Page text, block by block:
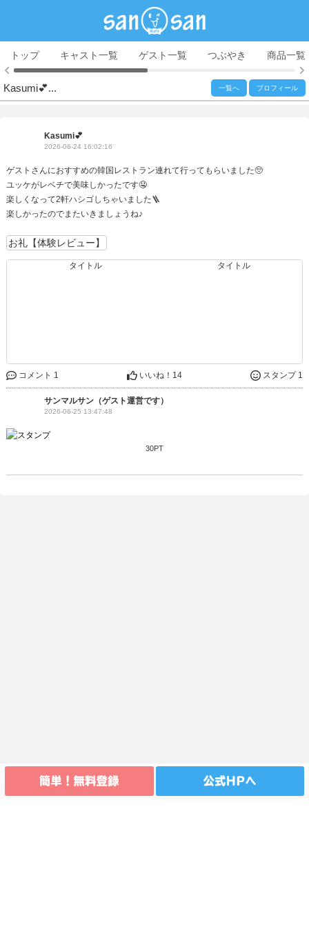
トップ キャスト一覧 ゲスト一覧 つぶやき 商品一覧
Kasumi💕... 一覧へ プロフィール
Kasumi💕
2026-06-24 16:02:16
ゲストさんにおすすめの韓国レストラン連れて行ってもらいました🥺
ユッケがレベチで美味しかったです🤤
楽しくなって2軒ハシゴしちゃいました🪜
楽しかったのでまたいきましょうね♪
お礼【体験レビュー】
コメント 1 いいね！ 14 スタンプ 1
サンマルサン（ゲスト運営です）
2026-06-25 13:47:48
30PT